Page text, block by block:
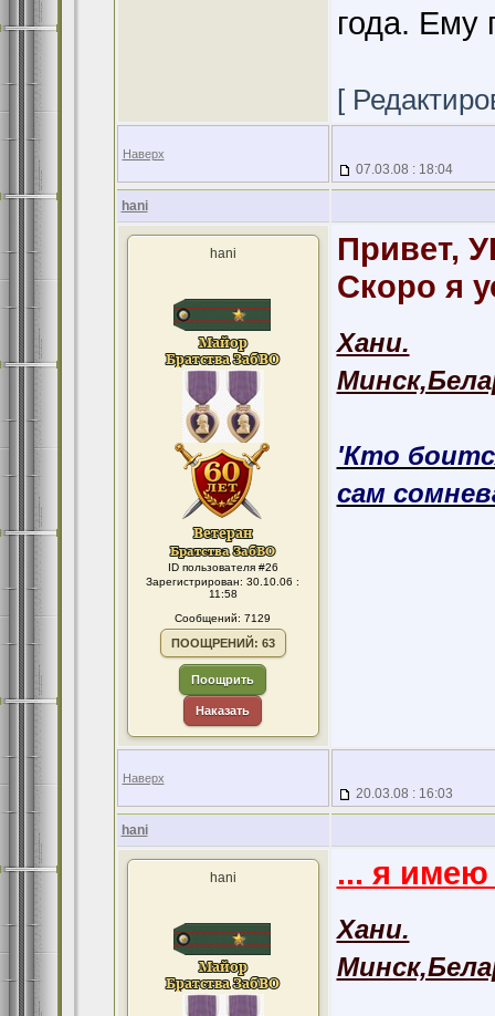
года. Ему
[
Наверх
07.03.08 : 18:04
hani
hani
ID пользователя #26
Зарегистрирован: 30.10.06 :
11:58
Сообщений: 7129
ПООЩРЕНИЙ: 63
Поощрить
Наказать
Привет,
Скоро я
Хани.
'Кто
сам
Наверх
20.03.08 : 16:03
hani
hani ... я имею
Хани.